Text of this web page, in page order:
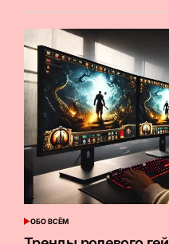
ОПУБЛИКОВАНО
В
ОБО ВСЁМ